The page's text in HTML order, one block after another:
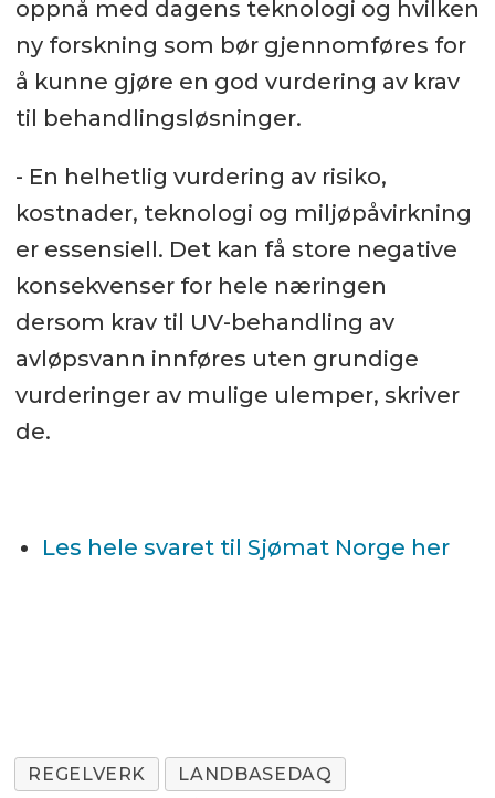
oppnå med dagens teknologi og hvilken
ny forskning som bør gjennomføres for
å kunne gjøre en god vurdering av krav
til behandlingsløsninger.
- En helhetlig vurdering av risiko,
kostnader, teknologi og miljøpåvirkning
er essensiell. Det kan få store negative
konsekvenser for hele næringen
dersom krav til UV-behandling av
avløpsvann innføres uten grundige
vurderinger av mulige ulemper, skriver
de.
Les hele svaret til Sjømat Norge her
REGELVERK
LANDBASEDAQ